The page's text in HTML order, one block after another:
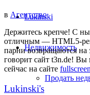
Lukinski
Недвижимость
Продать
в Агентство
Держитесь крепче! С
отличным — HTML5-
парни возвращаются
говорит сайт t3n.de! Вы
сейчас на сайте
Lukinski's